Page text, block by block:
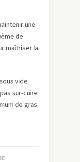
une
de
maîtriser la
vide
sur-cuire
de gras.